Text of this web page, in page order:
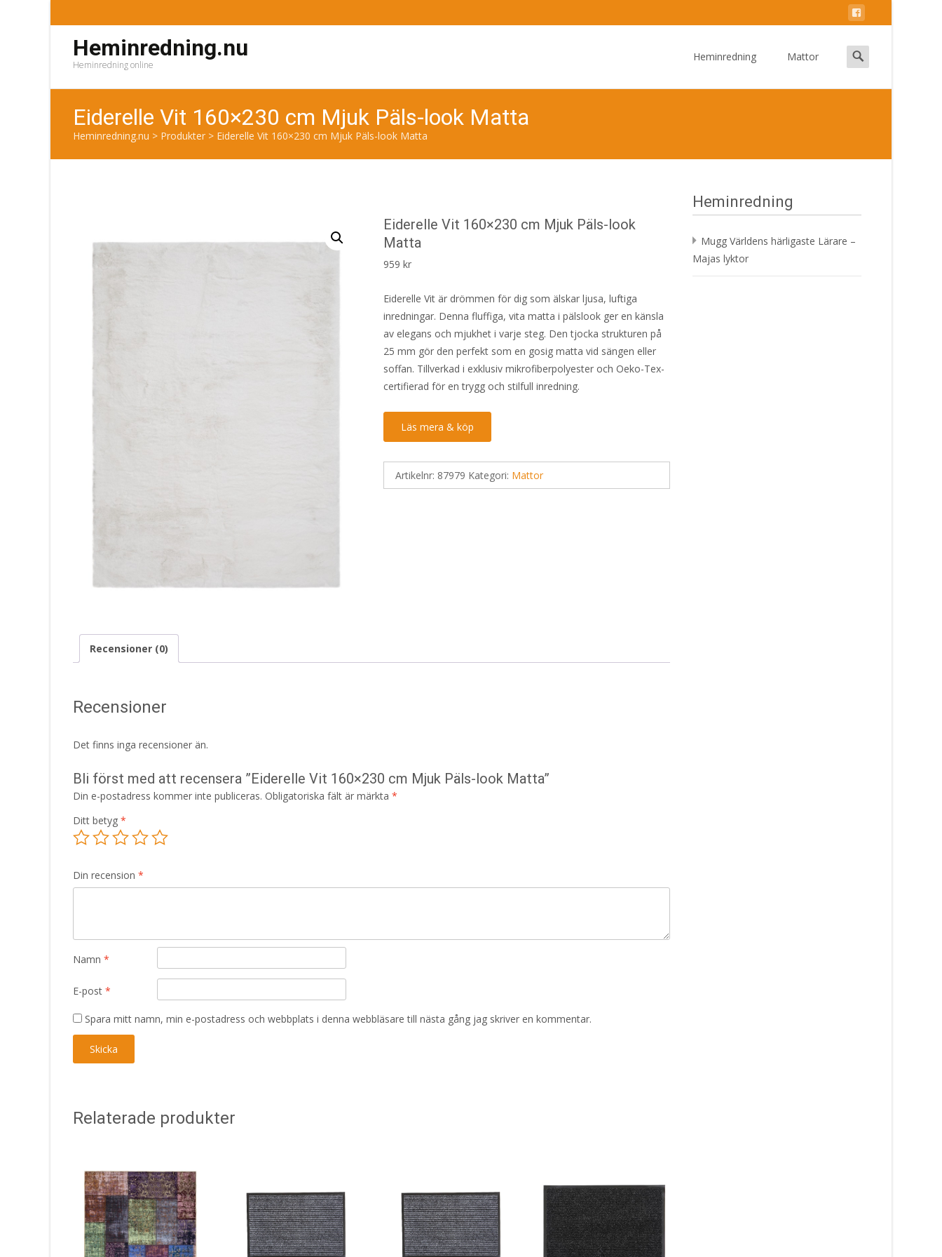
Heminredning.nu
Heminredning online
Heminredning Mattor
Search
for:
Eiderelle Vit 160×230 cm Mjuk Päls-look Matta
Heminredning.nu > Produkter > Eiderelle Vit 160×230 cm Mjuk Päls-look Matta
Eiderelle Vit 160×230 cm Mjuk Päls-look
Matta
959kr
Eiderelle Vit är drömmen för dig som älskar ljusa, luftiga
inredningar. Denna fluffiga, vita matta i pälslook ger en känsla
av elegans och mjukhet i varje steg. Den tjocka strukturen på
25 mm gör den perfekt som en gosig matta vid sängen eller
soffan. Tillverkad i exklusiv mikrofiberpolyester och Oeko-Tex-
certifierad för en trygg och stilfull inredning.
Läs mera & köp
Artikelnr: 87979 Kategori: Mattor
Recensioner (0)
Recensioner
Det finns inga recensioner än.
Bli först med att recensera ”Eiderelle Vit 160×230 cm Mjuk Päls-look Matta”
Din e-postadress kommer inte publiceras. Obligatoriska fält är märkta *
Ditt betyg *
Din recension *
Namn *
E-post *
Spara mitt namn, min e-postadress och webbplats i denna webbläsare till nästa gång jag skriver en kommentar.
Relaterade produkter
Heminredning
Mugg Världens härligaste Lärare –
Majas lyktor